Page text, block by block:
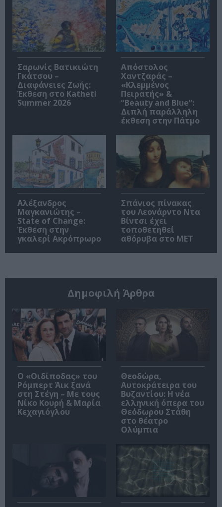
Σαρωνίς Βατικιώτη
Γκάτσου –
Διαφάνειες Ζωής:
Έκθεση στο Katheti
Summer 2026
Απόστολος
Χαντζαράς –
«Κλεμμένος
Πειρατής» &
“Beauty and Blue”:
Διπλή παράλληλη
έκθεση στην Πάτμο
Αλέξανδρος
Μαγκανιώτης –
State of Change:
Έκθεση στην
γκαλερί Ακρόπρωρο
Σπάνιος πίνακας
του Λεονάρντο Ντα
Βίντσι έχει
τοποθετηθεί
αθόρυβα στο MET
Δημοφιλή Άρθρα
O «Οιδίποδας» του
Ρόμπερτ Άικ ξανά
στη Στέγη – Με τους
Νίκο Κουρή & Μαρία
Κεχαγιόγλου
Θεοδώρα,
Αυτοκράτειρα του
Βυζαντίου: Η νέα
ελληνική όπερα του
Θεόδωρου Στάθη
στο θέατρο
Ολύμπια